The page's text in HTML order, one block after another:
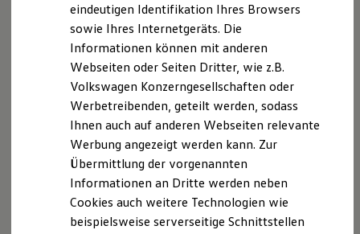
Lifestyle Shop
T-Roc Kollektion
Golf Kollektion
Volkswagen Kollektion
R-Kollektion
GTI Kollektion
Fußball Drop
we drive football
#wedriveproud
Besitzer und Service
myVolkswagen
Software Updates
Service und Ersatzteile
Inspektion und HU/AU
Parkassistenzsyste
me im Detail.
Disclaimer von Volkswagen AG
Im Rahmen der Grenzen des Systems.
Der Fahrer muss jederzeit bereit sein, das Assistenzsystem zu
übersteuern und wird nicht von seiner Verantwortung
entbunden, das Fahrzeug umsichtig zu fahren.
Die in dieser Darstellung gezeigten Fahrzeuge und
Ausstattungen können in einzelnen Details vom aktuellen
deutschen Lieferprogramm abweichen. Abgebildet sind
eindeutigen Identifikation Ihres Browsers
sowie Ihres Internetgeräts. Die
Informationen können mit anderen
Webseiten oder Seiten Dritter, wie z.B.
Volkswagen Konzerngesellschaften oder
Werbetreibenden, geteilt werden, sodass
Ihnen auch auf anderen Webseiten relevante
Werbung angezeigt werden kann. Zur
Übermittlung der vorgenannten
Informationen an Dritte werden neben
Cookies auch weitere Technologien wie
beispielsweise serverseitige Schnittstellen